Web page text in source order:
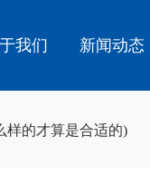
我们 新闻动态
样的才算是合适的)